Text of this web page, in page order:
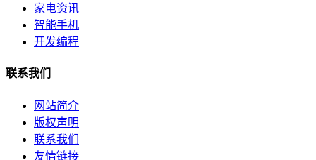
家电资讯
智能手机
开发编程
联系我们
网站简介
版权声明
联系我们
友情链接